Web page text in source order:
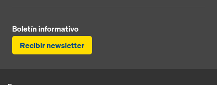
Boletín informativo
Recibir newsletter